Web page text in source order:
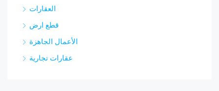
العقارات
قطع ارض
الأعمال الجاهزة
عقارات تجارية